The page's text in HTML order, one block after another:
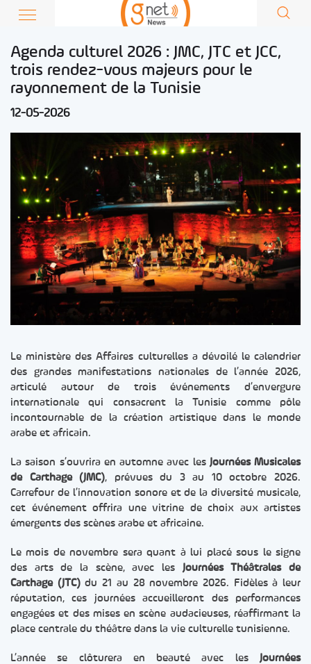
Agenda culturel 2026 : JMC, JTC et JCC,
trois rendez-vous majeurs pour le
rayonnement de la Tunisie
12-05-2026
Le ministère des Affaires culturelles a dévoilé le calendrier
des grandes manifestations nationales de l’année 2026,
articulé autour de trois événements d’envergure
internationale qui consacrent la Tunisie comme pôle
incontournable de la création artistique dans le monde
arabe et africain.
La saison s’ouvrira en automne avec les Journées Musicales
de Carthage (JMC), prévues du 3 au 10 octobre 2026.
Carrefour de l’innovation sonore et de la diversité musicale,
cet événement offrira une vitrine de choix aux artistes
émergents des scènes arabe et africaine.
Le mois de novembre sera quant à lui placé sous le signe
des arts de la scène, avec les Journées Théâtrales de
Carthage (JTC)du 21 au 28 novembre 2026. Fidèles à leur
réputation, ces journées accueilleront des performances
engagées et des mises en scène audacieuses, réaffirmant la
place centrale du théâtre dans la vie culturelle tunisienne.
L’année se clôturera en beauté avec les Journées